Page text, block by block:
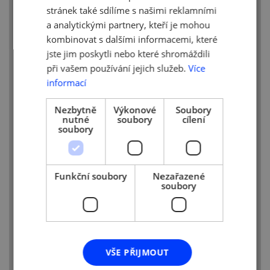
zajistit 1,5 m rozestupy mezi zákazníky,
zamezení vstupu zákazníků s klinickými
příznaky covid-19.
- Prodej na tržištích, v tržnicích a v
mobilních provozovnách – odstupy mezi
stánky, stolky min. 2 m, dezinfekce
u všech prodejních míst, u míst
s bezprostřední konzumací zajistit
rozestupy 1,5 m, u jednoho stolu max. 6
osob (s výjimkou osob ze společné
domácnosti), zakazuje se konzumace
v prostorech určených ke konzumaci
(food courty).
- Poskytování krátkodobých
a rekreačních ubytovacích služeb zajistit
vstupu zákazníků s klinickými příznaky
covid-19 a dal.
stránek také sdílíme s našimi reklamními
a analytickými partnery, kteří je mohou
kombinovat s dalšími informacemi, které
jste jim poskytli nebo které shromáždili
při vašem používání jejich služeb. Více
informací
Nezbytně
nutné
soubory
Výkonové
soubory
Soubory
cílení
Funkční soubory
Nezařazené
soubory
VŠE PŘIJMOUT